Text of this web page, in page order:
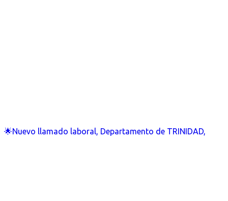
🌟Nuevo llamado laboral, Departamento de TRINIDAD,